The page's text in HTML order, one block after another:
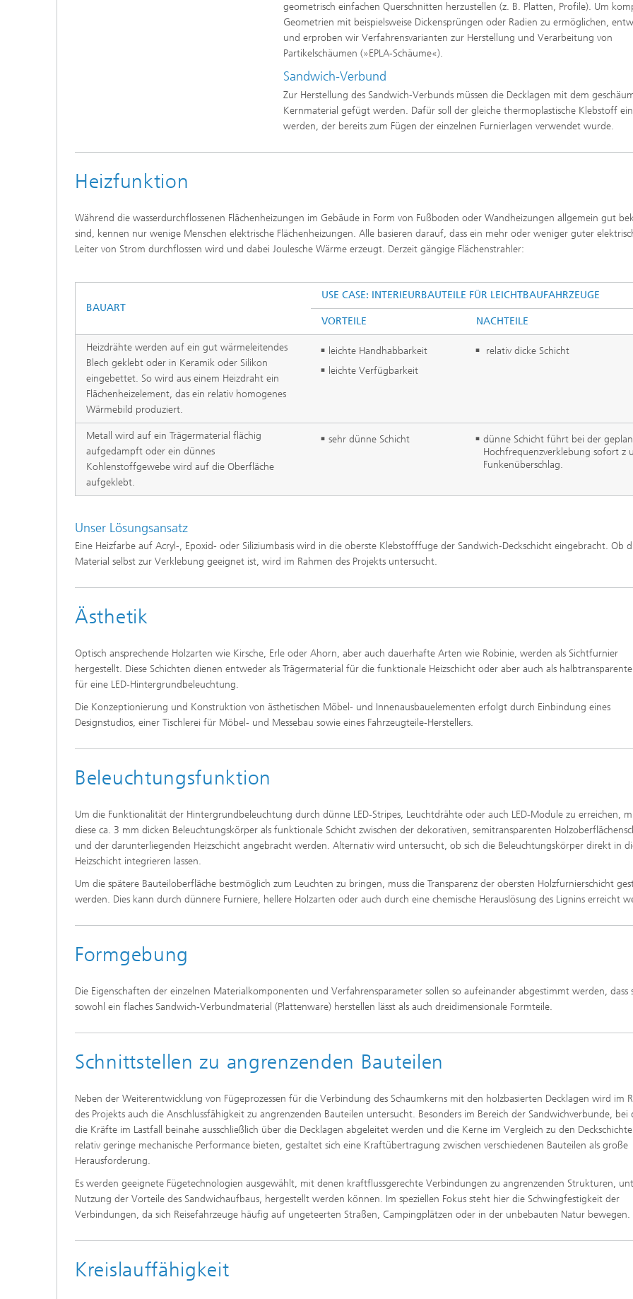
geometrisch einfachen Querschnitten herzustellen (z. B. Platten, Profile). Um
Geometrien mit beispielsweise Dickensprüngen oder Radien zu ermöglichen,
und erproben wir Verfahrensvarianten zur Herstellung und Verarbeitung von
Partikelschäumen (»EPLA-Schäume«).
Sandwich-Verbund
Zur Herstellung des Sandwich-Verbunds müssen die Decklagen mit dem
Kernmaterial gefügt werden. Dafür soll der gleiche thermoplastische Klebstoff
werden, der bereits zum Fügen der einzelnen Furnierlagen verwendet wurde.
Heizfunktion
Während die wasserdurchflossenen Flächenheizungen im Gebäude in Form von Fußboden oder Wandheizungen allgemein gut
sind, kennen nur wenige Menschen elektrische Flächenheizungen. Alle basieren darauf, dass ein mehr oder weniger guter
Leiter von Strom durchflossen wird und dabei Joulesche Wärme erzeugt. Derzeit gängige Flächenstrahler:
BAUART
USE CASE: INTERIEURBAUTEILE FÜR LEICHTBAUFAHRZEUGE
VORTEILE NACHTEILE
Heizdrähte werden auf ein gut wärmeleitendes
Blech geklebt oder in Keramik oder Silikon
eingebettet. So wird aus einem Heizdraht ein
Flächenheizelement, das ein relativ homogenes
Wärmebild produziert.
leichte Handhabbarkeit
leichte Verfügbarkeit
relativ dicke Schicht
Metall wird auf ein Trägermaterial flächig
aufgedampft oder ein dünnes
Kohlenstoffgewebe wird auf die Oberfläche
aufgeklebt.
sehr dünne Schicht
dünne Schicht führt bei der
Hochfrequenzverklebung sofort z
Funkenüberschlag.
Unser Lösungsansatz
Eine Heizfarbe auf Acryl-, Epoxid- oder Siliziumbasis wird in die oberste Klebstofffuge der Sandwich-Deckschicht eingebracht. Ob
Material selbst zur Verklebung geeignet ist, wird im Rahmen des Projekts untersucht.
Ästhetik
Optisch ansprechende Holzarten wie Kirsche, Erle oder Ahorn, aber auch dauerhafte Arten wie Robinie, werden als Sichtfurnier
hergestellt. Diese Schichten dienen entweder als Trägermaterial für die funktionale Heizschicht oder aber auch als
für eine LED-Hintergrundbeleuchtung.
Die Konzeptionierung und Konstruktion von ästhetischen Möbel- und Innenausbauelementen erfolgt durch Einbindung eines
Designstudios, einer Tischlerei für Möbel- und Messebau sowie eines Fahrzeugteile-Herstellers.
Beleuchtungsfunktion
Um die Funktionalität der Hintergrundbeleuchtung durch dünne LED-Stripes, Leuchtdrähte oder auch LED-Module zu erreichen,
diese ca. 3 mm dicken Beleuchtungskörper als funktionale Schicht zwischen der dekorativen, semitransparenten
und der darunterliegenden Heizschicht angebracht werden. Alternativ wird untersucht, ob sich die Beleuchtungskörper direkt in
Heizschicht integrieren lassen.
Um die spätere Bauteiloberfläche bestmöglich zum Leuchten zu bringen, muss die Transparenz der obersten Holzfurnierschicht
werden. Dies kann durch dünnere Furniere, hellere Holzarten oder auch durch eine chemische Herauslösung des Lignins erreicht
Formgebung
Die Eigenschaften der einzelnen Materialkomponenten und Verfahrensparameter sollen so aufeinander abgestimmt werden, dass
sowohl ein flaches Sandwich-Verbundmaterial (Plattenware) herstellen lässt als auch dreidimensionale Formteile.
Schnittstellen zu angrenzenden Bauteilen
Neben der Weiterentwicklung von Fügeprozessen für die Verbindung des Schaumkerns mit den holzbasierten Decklagen wird im
des Projekts auch die Anschlussfähigkeit zu angrenzenden Bauteilen untersucht. Besonders im Bereich der Sandwichverbunde, bei
die Kräfte im Lastfall beinahe ausschließlich über die Decklagen abgeleitet werden und die Kerne im Vergleich zu den
relativ geringe mechanische Performance bieten, gestaltet sich eine Kraftübertragung zwischen verschiedenen Bauteilen als große
Herausforderung.
Es werden geeignete Fügetechnologien ausgewählt, mit denen kraftflussgerechte Verbindungen zu angrenzenden Strukturen,
Nutzung der Vorteile des Sandwichaufbaus, hergestellt werden können. Im speziellen Fokus steht hier die Schwingfestigkeit der
Verbindungen, da sich Reisefahrzeuge häufig auf ungeteerten Straßen, Campingplätzen oder in der unbebauten Natur bewegen.
Kreislauffähigkeit